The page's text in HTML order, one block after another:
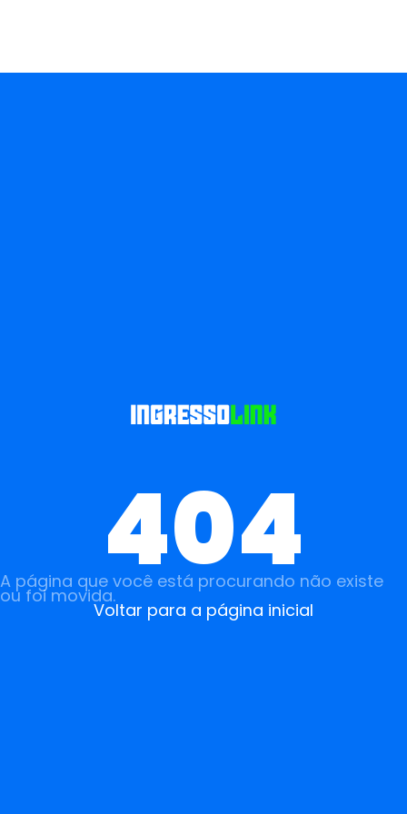
404
A página que você está procurando não existe
ou foi movida.
Voltar para a página inicial